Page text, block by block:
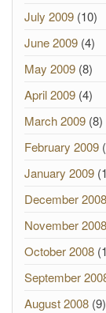
July 2009 (10)
June 2009 (4)
May 2009 (8)
April 2009 (4)
March 2009 (8)
February 2009
January 2009
December 2008
November 2008
October 2008
September
August 2008 (9)